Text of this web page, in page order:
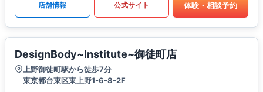
店舗情報 公式サイト 体験・相談予約
DesignBody~Institute~御徒町店
上野御徒町駅から徒歩7分
東京都台東区東上野1-6-8-2F